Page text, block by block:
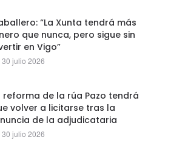
“La Xunta tendrá más
que nunca, pero sigue sin
en Vigo”
Posted
30 julio 2026
reforma de la rúa Pazo tendrá
volver a licitarse tras la
de la adjudicataria
Posted
30 julio 2026